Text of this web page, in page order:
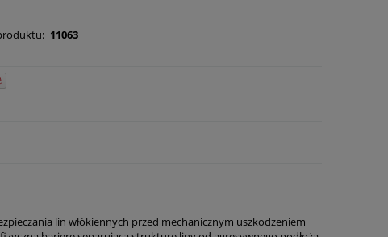
11063
lin włókiennych przed mechanicznym uszkodzeniem